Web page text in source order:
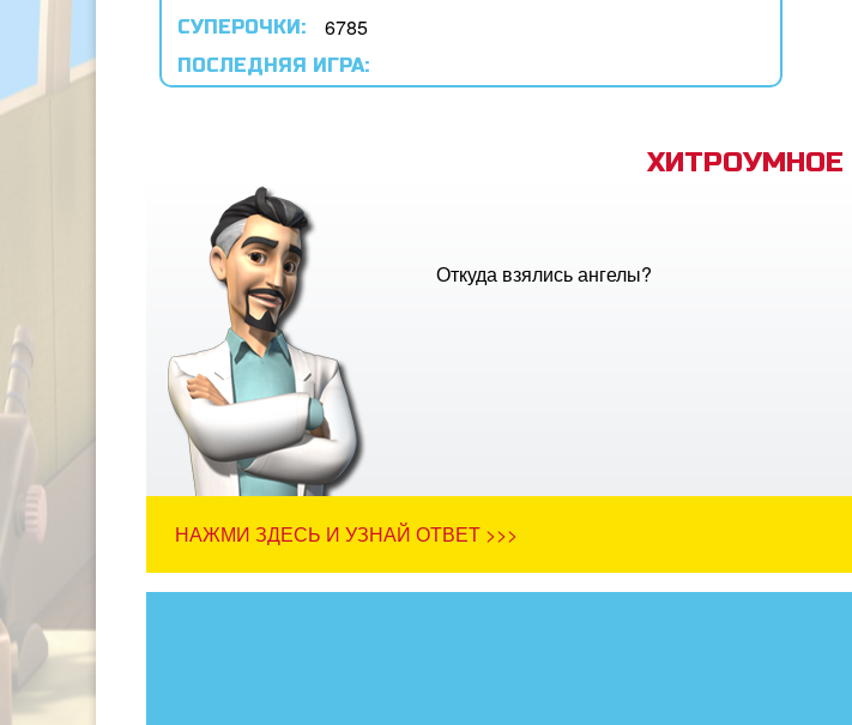
СУПЕРОЧКИ: 6785
ПОСЛЕДНЯЯ ИГРА:
ХИТРОУМНОЕ
Откуда взялись ангелы?
НАЖМИ ЗДЕСЬ И УЗНАЙ ОТВЕТ >>>